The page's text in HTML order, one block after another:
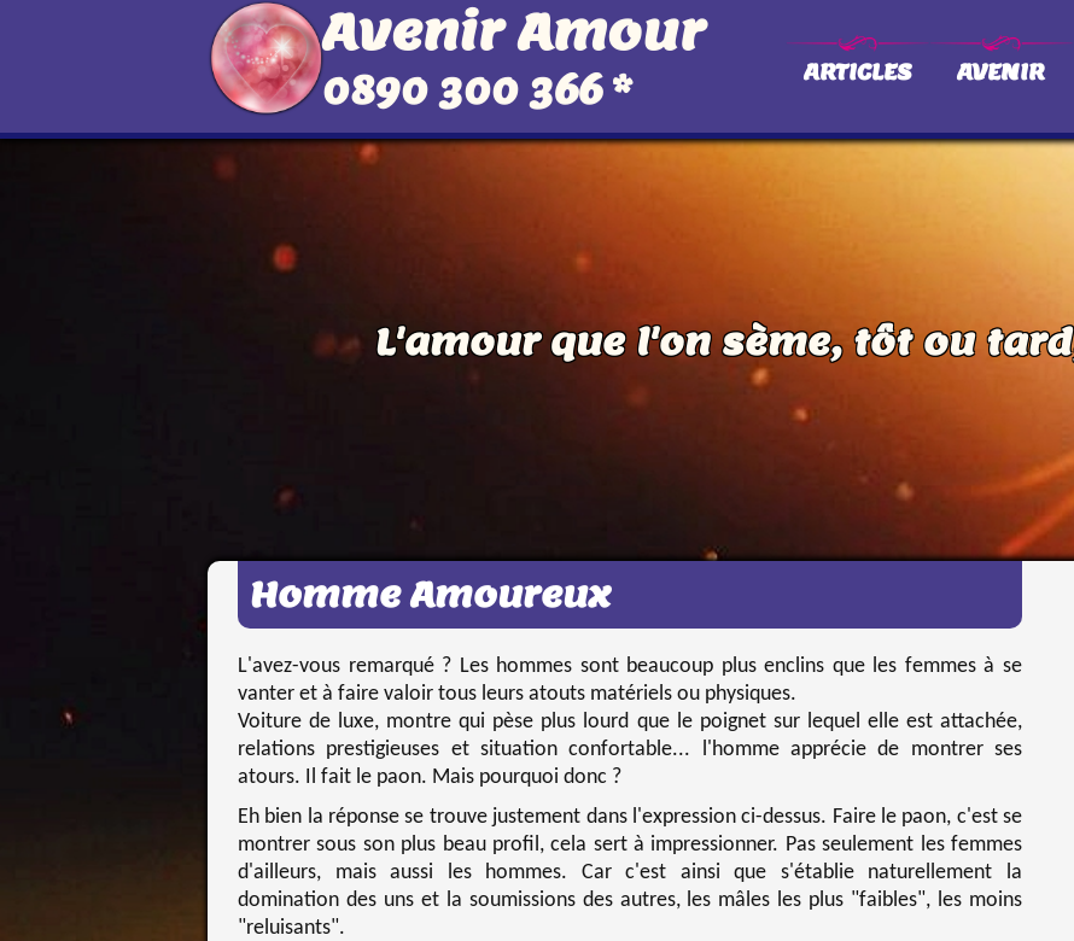
Avenir Amour
0890 300 366 * ARTICLES AVENIR
L'amour que l'on sème, tôt ou
Homme Amoureux
L'avez-vous remarqué ? Les hommes sont beaucoup plus enclins que les femmes à se
vanter et à faire valoir tous leurs atouts matériels ou physiques.
Voiture de luxe, montre qui pèse plus lourd que le poignet sur lequel elle est attachée,
relations prestigieuses et situation confortable... l'homme apprécie de montrer ses
atours. Il fait le paon. Mais pourquoi donc ?
Eh bien la réponse se trouve justement dans l'expression ci-dessus. Faire le paon, c'est se
montrer sous son plus beau profil, cela sert à impressionner. Pas seulement les femmes
d'ailleurs, mais aussi les hommes. Car c'est ainsi que s'établie naturellement la
domination des uns et la soumissions des autres, les mâles les plus "faibles", les moins
"reluisants".